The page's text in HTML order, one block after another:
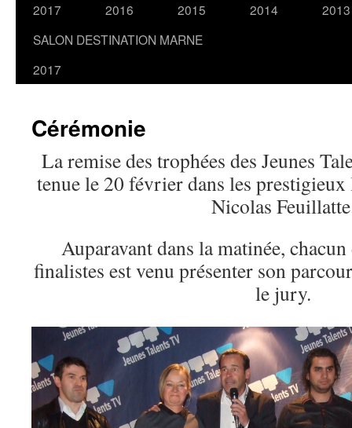
2017
2016
2015
2014
2013
SALON DESTINATION MARNE
2017
Cérémonie
La remise des trophées des Jeunes
tenue le 20 février dans les
Nicolas
Auparavant dans la matinée,
finalistes est venu présenter son
le jury.